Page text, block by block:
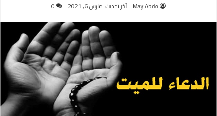
May Abdo آخر تحديث: مارس 6, 2021 0